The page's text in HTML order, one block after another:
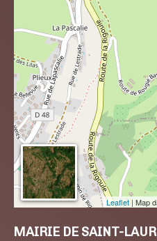
Leaflet | Map
MAIRIE DE SAINT-